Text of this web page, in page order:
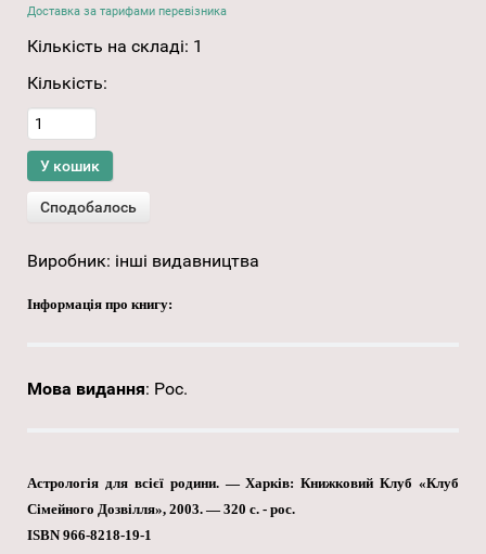
Доставка за тарифами перевізника
Кількість на складі: 1
Кількість:
Виробник: інші видавництва
Інформація про книгу:
Мова видання: Рос.
Астрологія для всієї родини. — Харків: Книжковий Клуб «Клуб
Сімейного Дозвілля», 2003. — 320 с. - рос.
ISBN 966-8218-19-1